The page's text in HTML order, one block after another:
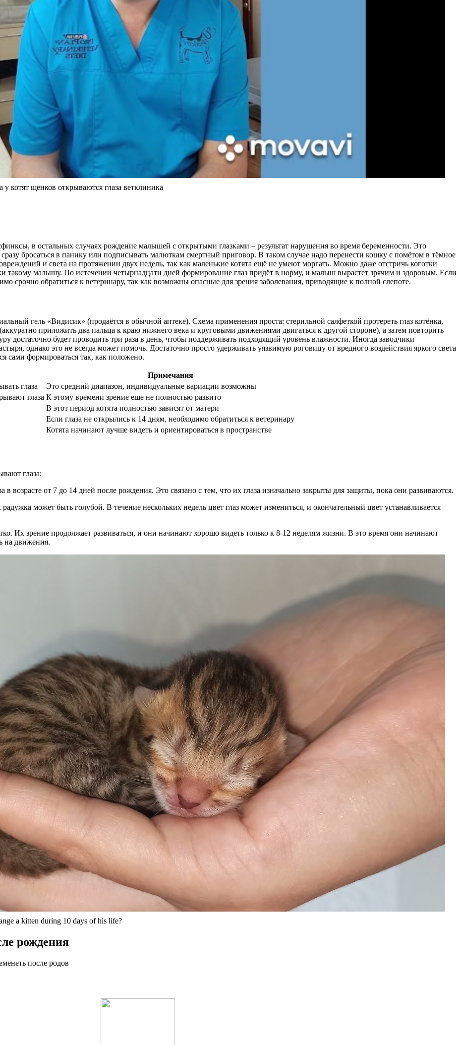
котят щенков открываются глаза ветклиника
в остальных случаях рождение малышей с открытыми глазками – результат нарушения во время беременности. Это
бросаться в панику или подписывать малюткам смертный приговор. В таком случае надо перенести кошку с помётом в тёмное
и света на протяжении двух недель, так как маленькие котята ещё не умеют моргать. Можно даже отстричь коготки
такому малышу. По истечении четырнадцати дней формирование глаз придёт в норму, и малыш вырастет зрячим и здоровым. Если
срочно обратиться к ветеринару, так как возможны опасные для зрения заболевания, приводящие к полной слепоте.
гель «Видисик» (продаётся в обычной аптеке). Схема применения проста: стерильной салфеткой протереть глаз котёнка,
приложить два пальца к краю нижнего века и круговыми движениями двигаться к другой стороне), а затем повторить
достаточно будет проводить три раза в день, чтобы поддерживать подходящий уровень влажности. Иногда заводчики
однако это не всегда может помочь. Достаточно просто удерживать уязвимую роговицу от вредного воздействия яркого света
сами формироваться так, как положено.
Примечания
глаза
Это средний диапазон, индивидуальные вариации возможны
глаза К этому времени зрение еще не полностью развито
В этот период котята полностью зависят от матери
Если глаза не открылись к 14 дням, необходимо обратиться к ветеринару
Котята начинают лучше видеть и ориентироваться в пространстве
глаза:
в возрасте от 7 до 14 дней после рождения. Это связано с тем, что их глаза изначально закрыты для защиты, пока они развиваются.
может быть голубой. В течение нескольких недель цвет глаз может измениться, и окончательный цвет устанавливается
Их зрение продолжает развиваться, и они начинают хорошо видеть только к 8-12 неделям жизни. В это время они начинают
на движения.
a kitten during 10 days of his life?
рождения
после родов